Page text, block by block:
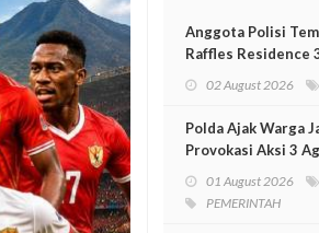
Anggota Polisi
Raffles Residence
02 August 2026
Polda Ajak Warga
Provokasi Aksi 3
01 August 2026
PEMERINTAH